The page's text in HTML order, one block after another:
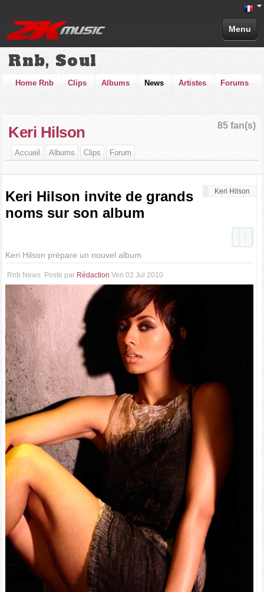
Menu
Rnb, Soul
Home Rnb Clips Albums News Artistes Forums
85 fan(s)
Keri Hilson
Accueil Albums Clips Forum
Keri Hilson
Keri Hilson invite de grands
noms sur son album
Keri Hilson prépare un nouvel album
Rnb News Posté par Rédaction Ven 02 Jul 2010